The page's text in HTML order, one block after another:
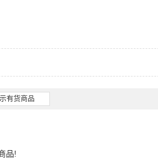
有货商品
品!